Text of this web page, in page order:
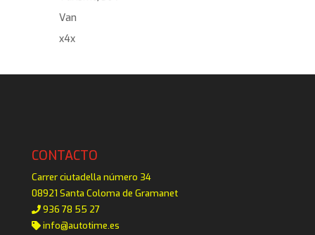
Van
x4x
CONTACTO
Carrer ciutadella número 34
08921 Santa Coloma de Gramanet
936 78 55 27
info@autotime.es